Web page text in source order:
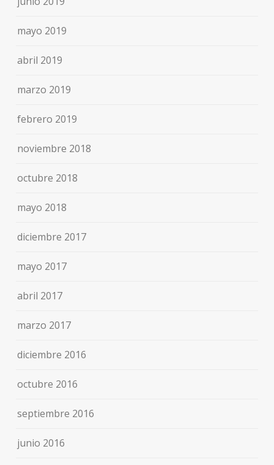
mayo 2019
abril 2019
marzo 2019
febrero 2019
noviembre 2018
octubre 2018
mayo 2018
diciembre 2017
mayo 2017
abril 2017
marzo 2017
diciembre 2016
octubre 2016
septiembre 2016
junio 2016